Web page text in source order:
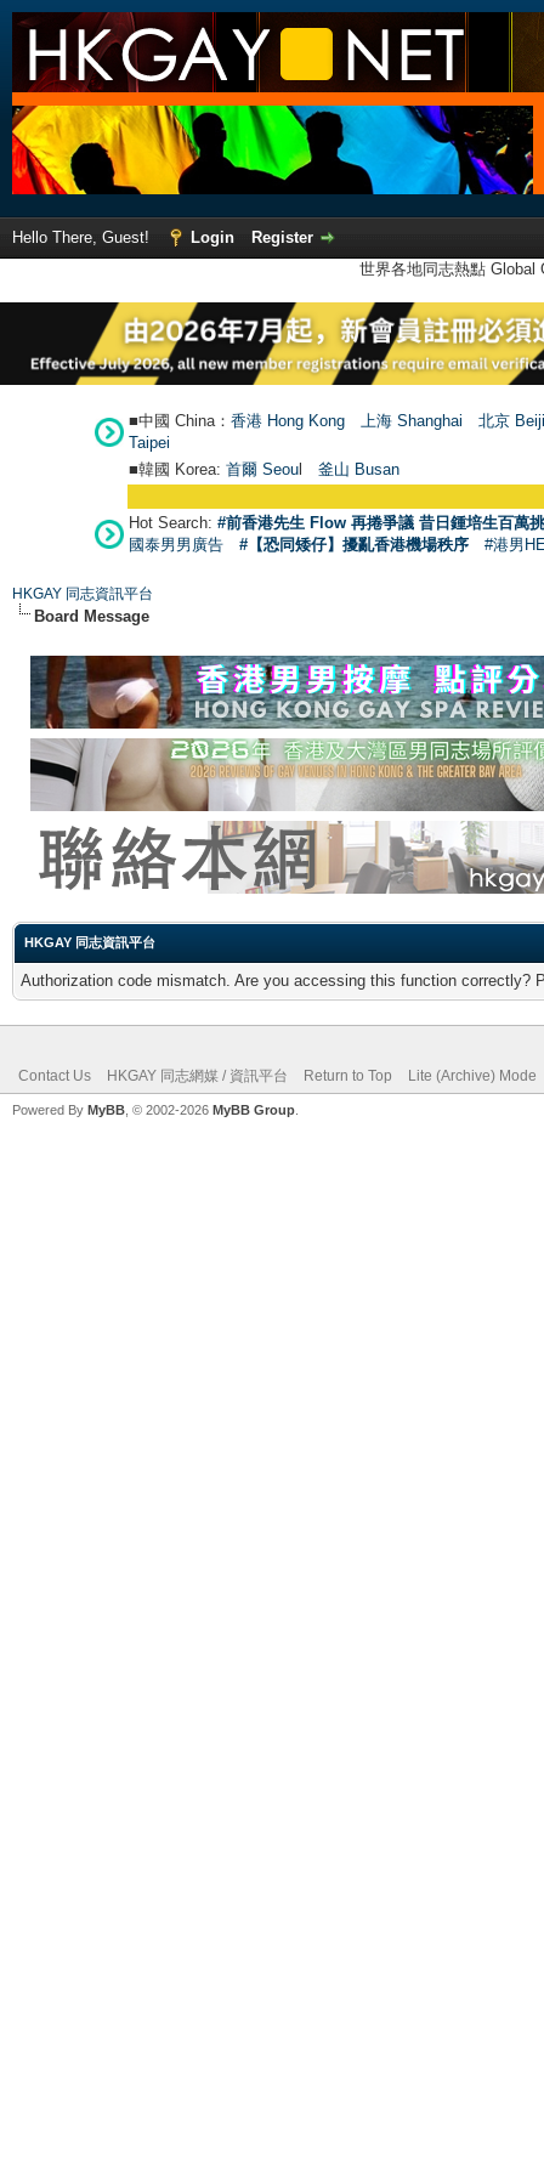
Hello There, Guest! Login
Register
世界各地同志熱點
■中國 China： 香港 Hong Kong 上海 Shanghai
北京
Taipei
■韓國 Korea: 首爾 Seoul 釜山 Busan
Hot Search: #前香港先生 Flow 再捲爭議 昔日鍾培生百萬
國泰男男廣告
#【恐同矮仔】擾亂香港機場秩序 #港男
HKGAY 同志資訊平台
Board Message
HKGAY 同志資訊平台
Authorization code mismatch. Are you accessing this function correctly?
Contact Us HKGAY 同志網媒 / 資訊平台 Return to Top Lite (Archive) Mode
Powered By MyBB , © 2002-2026 MyBB Group